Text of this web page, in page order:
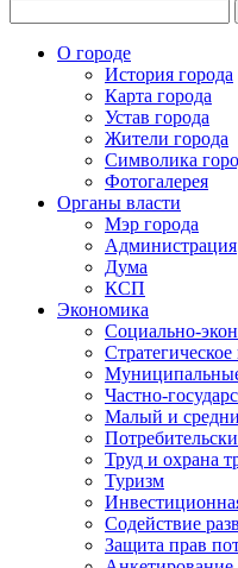
О городе
История города
Карта города
Устав города
Жители города
Символика
Фотогалерея
Органы власти
Мэр города
Администрация
Дума
КСП
Экономика
Социально-
Частно-
Малый и
Труд и охрана
Туризм
Содействие
Защита прав